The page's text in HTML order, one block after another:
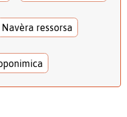
Navèra ressorsa